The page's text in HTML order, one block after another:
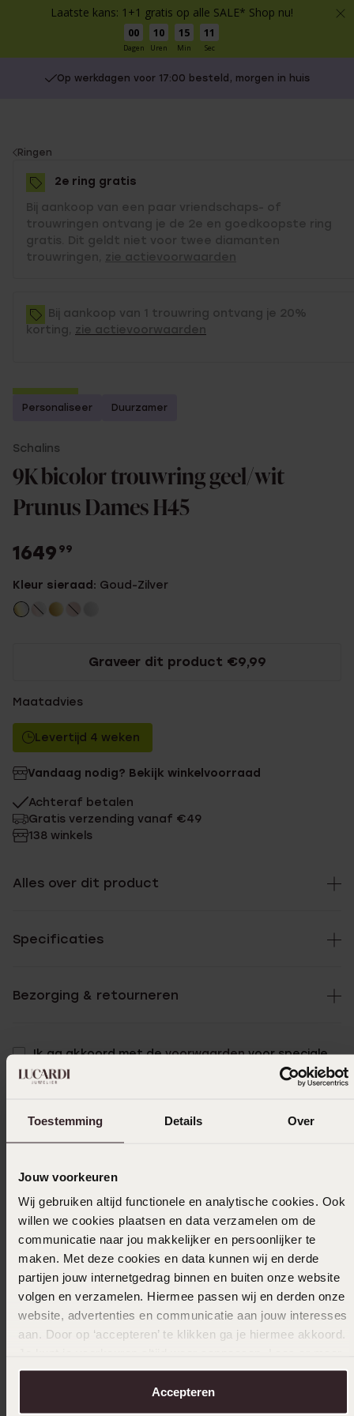
Laatste kans: 1+1 gratis op alle SALE* Shop nu!
00
Dagen
10
Uren
15
Min
11
Sec
Toestemming Details Over
Jouw voorkeuren
Wij gebruiken altijd functionele en analytische cookies. Ook
willen we cookies plaatsen en data verzamelen om de
communicatie naar jou makkelijker en persoonlijker te
maken. Met deze cookies en data kunnen wij en derde
partijen jouw internetgedrag binnen en buiten onze website
volgen en verzamelen. Hiermee passen wij en derden onze
website, advertenties en communicatie aan jouw interesses
aan. Door op ‘accepteren’ te klikken ga je hiermee akkoord.
over in onscookiebeleid.
Accepteren
Op werkdagen voor 17:00 besteld, morgen in huis
You
are
here:
Ringen
2e ring gratis
Bij aankoop van een paar vriendschaps- of
trouwringen ontvang je de 2e en goedkoopste ring
gratis. Dit geldt niet voor twee diamanten
trouwringen, zie actievoorwaarden
Bij aankoop van 1 trouwring ontvang je 20%
korting, zie actievoorwaarden
2e gratis
Personaliseer Duurzamer
Schalins
9K bicolor trouwring geel/wit
Prunus Dames H45
1649 99
Kleur sieraad: Goud-Zilver
Graveer dit product €9,99
Maatadvies
Levertijd 4 weken
Vandaag nodig? Bekijk winkelvoorraad
Achteraf betalen
Gratis verzending vanaf €49
138 winkels
Alles over dit product
Specificaties
Bezorging & retourneren
Ik ga akkoord met devoorwaardenvoor speciale
bestellingen
Ook leuk voor jou
Anderen kochten ook